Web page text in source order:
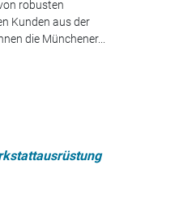
robusten
Kunden aus der
die Münchener...